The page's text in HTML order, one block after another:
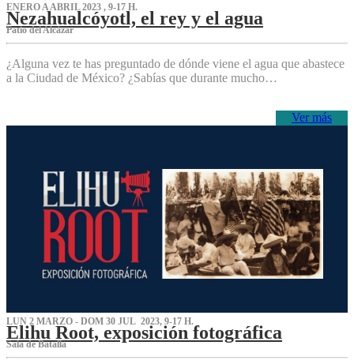
ENERO A ABRIL 2023 , 9-17 H.
Nezahualcóyotl, el rey y el agua
Patio del Alcázar
¿Alguna vez te has preguntado de dónde viene el agua que abastece
a la Ciudad de México? ¿Sabías que durante mucho…
Ver más
LUN 2 MARZO - DOM 30 JUL 2023, 9-17 H.
Elihu Root, exposición fotográfica
Sala de Batalla